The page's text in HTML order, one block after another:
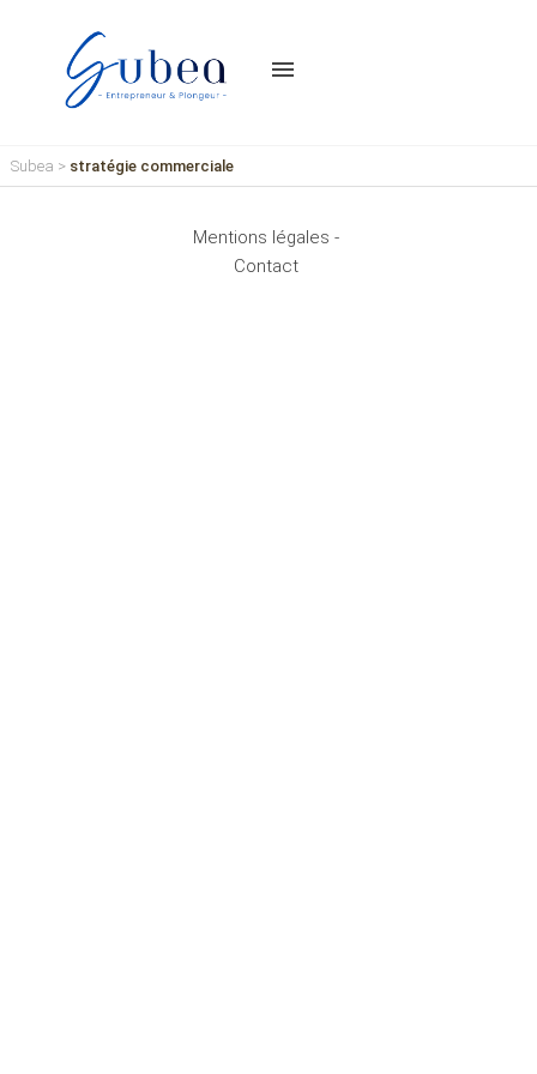
menu
Subea > stratégie commerciale
Mentions légales -
Contact